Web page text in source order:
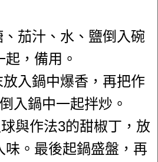
茄汁、水、鹽倒入碗
，備用。
入鍋中爆香，再把作
入鍋中一起拌炒。
與作法3的甜椒丁，放
味。最後起鍋盛盤，再